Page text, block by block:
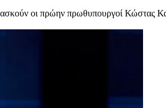
οι πρώην πρωθυπουργοί Κώστας